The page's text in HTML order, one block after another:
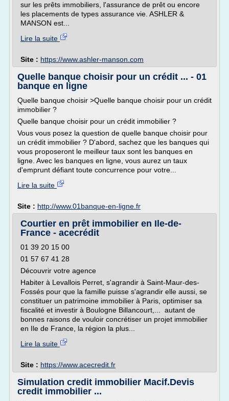
sur les prêts immobiliers, l'assurance de prêt ou encore
les placements de types assurance vie. ASHLER &
MANSON est...
Lire la suite
Site : https://www.ashler-manson.com
Quelle banque choisir pour un crédit ... - 01
banque en ligne
Quelle banque choisir >Quelle banque choisir pour un crédit
immobilier ?
Quelle banque choisir pour un crédit immobilier ?
Vous vous posez la question de quelle banque choisir pour
un crédit immobilier ? D'abord, sachez que les banques qui
vous proposeront le meilleur taux sont les banques en
ligne. Avec les banques en ligne, vous aurez un taux
d'emprunt défiant toute concurrence pour votre...
Lire la suite
Site : http://www.01banque-en-ligne.fr
Courtier en prêt immobilier en Ile-de-
France - acecrédit
01 39 20 15 00
01 57 67 41 28
Découvrir votre agence
Habiter à Levallois Perret, s'agrandir à Saint-Maur-des-
Fossés pour que la famille puisse s'agrandir elle aussi, se
constituer un patrimoine immobilier à Paris, optimiser sa
fiscalité et investir à Boulogne Billancourt,... autant de
bonnes raisons de vouloir concrétiser un projet immobilier
en Ile de France, la région la plus...
Lire la suite
Site : https://www.acecredit.fr
Simulation credit immobilier Macif.Devis
credit immobilier ...